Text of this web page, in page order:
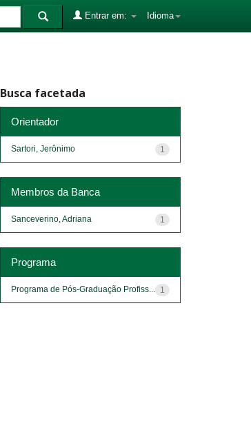
Idioma
Entrar em:
Busca facetada
Orientador
1
Sartori, Jerônimo
Membros da Banca
1
Sanceverino, Adriana
Programa
1
Programa de Pós-Graduação Profiss...